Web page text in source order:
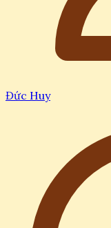
Đức Huy